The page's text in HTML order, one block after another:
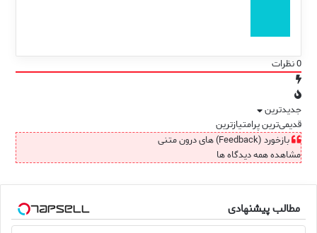
0نظرات
جدیدترین
قدیمی‌ترینپرامتیازترین
بازخورد (Feedback) های درون متنی
مشاهده همه دیدگاه ها
مطالب پیشنهادی